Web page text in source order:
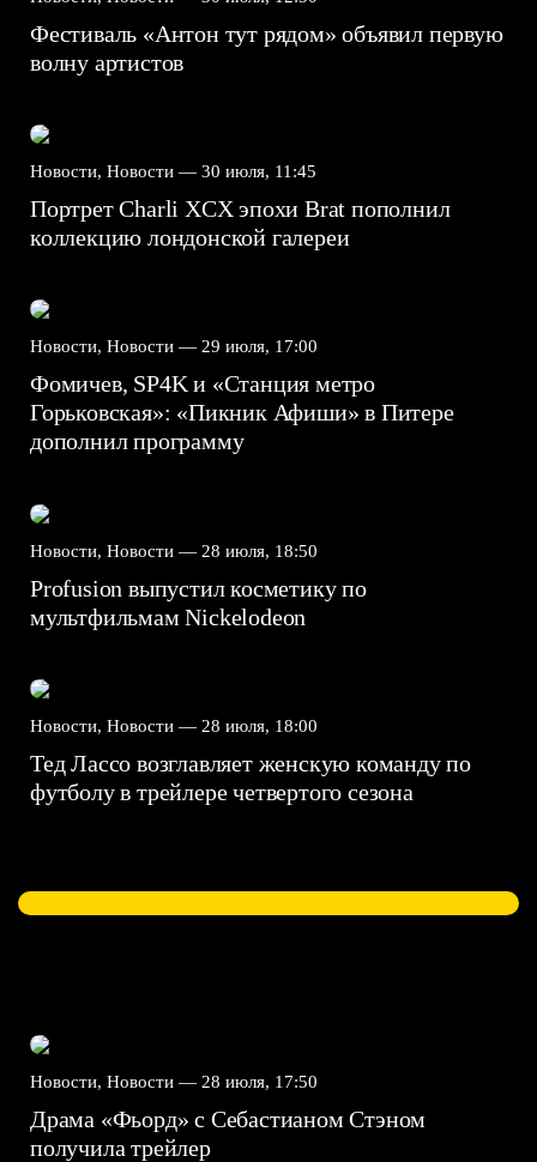
Фестиваль «Антон тут рядом» объявил первую
волну артистов
Новости, Новости — 30 июля, 11:45
Портрет Charli XCX эпохи Brat пополнил
коллекцию лондонской галереи
Новости, Новости — 29 июля, 17:00
Фомичев, SP4K и «Станция метро
Горьковская»: «Пикник Афиши» в Питере
дополнил программу
Новости, Новости — 28 июля, 18:50
Profusion выпустил косметику по
мультфильмам Nickelodeon
Новости, Новости — 28 июля, 18:00
Тед Лассо возглавляет женскую команду по
футболу в трейлере четвертого сезона
Новости, Новости — 28 июля, 17:50
Драма «Фьорд» с Себастианом Стэном
получила трейлер